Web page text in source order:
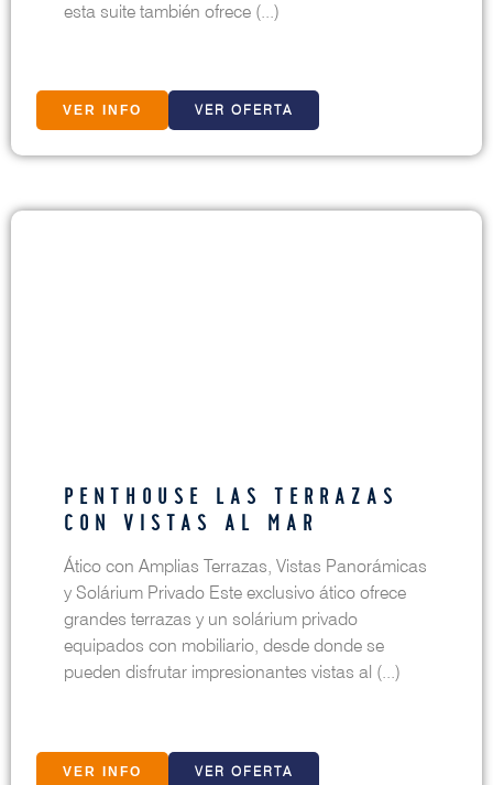
esta suite también ofrece (...)
VER INFO VER OFERTA
PENTHOUSE LAS TERRAZAS
CON VISTAS AL MAR
Ático con Amplias Terrazas, Vistas Panorámicas
y Solárium Privado Este exclusivo ático ofrece
grandes terrazas y un solárium privado
equipados con mobiliario, desde donde se
pueden disfrutar impresionantes vistas al (...)
VER INFO VER OFERTA